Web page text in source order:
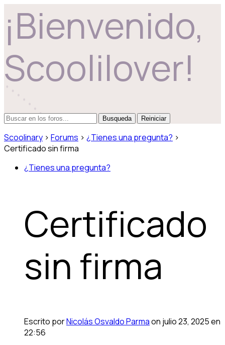
¡Bienvenido,
Scoolilover!
Reiniciar
Scoolinary › Forums › ¿Tienes una pregunta? ›
Certificado sin firma
¿Tienes una pregunta?
Certificado
sin firma
Escrito porNicolás Osvaldo Parmaon julio 23, 2025 en
22:56